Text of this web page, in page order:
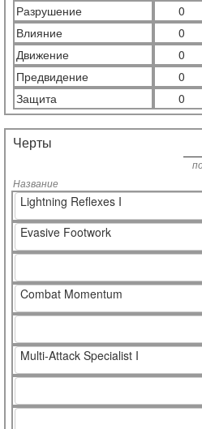
Разрушение
0
Влияние
0
Движение
0
Предвидение
0
Защита
0
Черты
Название
Lightning Reflexes I
Evasive Footwork
Combat Momentum
Multi-Attack Specialist I